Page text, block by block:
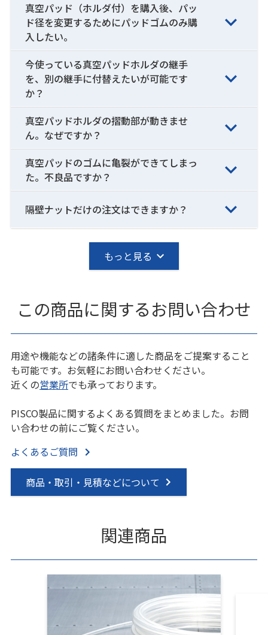
真空パッド（ホルダ付）を購入後、パッ
ド径を変更するためにパッドゴムのみ購
入したい。
今使っている真空パッドホルダの継手
を、別の継手に付替えたいが可能です
か？
真空パッドホルダの摺動部が動きませ
ん。なぜですか？
真空パッドのゴムに亀裂ができてしまっ
た。不良品ですか？
隔壁ナットだけの注文はできますか？
もっと見る
この商品に関するお問い合わせ
用途や機能などの諸条件に適した商品をご提案すること
も可能です。お気軽にお問い合わせください。
近くの営業所でも承っております。
PISCO製品に関するよくある質問をまとめました。お問
い合わせの前にご覧ください。
よくあるご質問
商品・取引・見積などについて
関連商品